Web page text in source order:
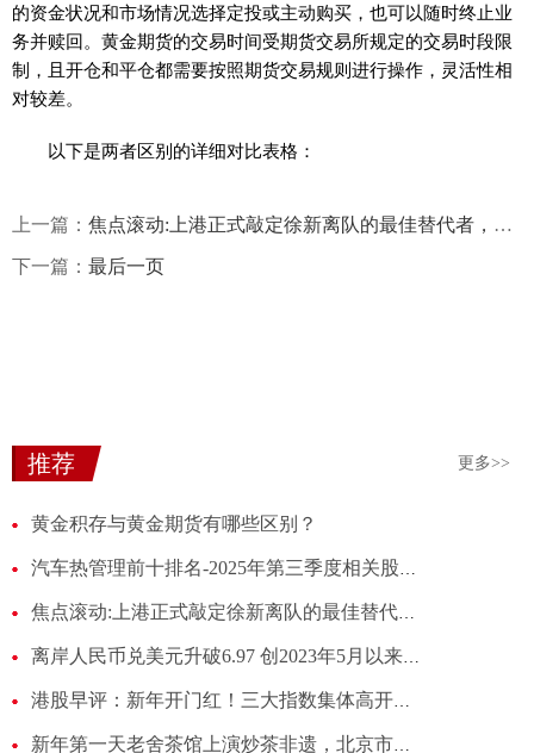
的资金状况和市场情况选择定投或主动购买，也可以随时终止业
务并赎回。黄金期货的交易时间受期货交易所规定的交易时段限
制，且开仓和平仓都需要按照期货交易规则进行操作，灵活性相
对较差。
以下是两者区别的详细对比表格：
上一篇： 焦点滚动:上港正式敲定徐新离队的最佳替代者，已让他转会加盟，值得期待
下一篇： 最后一页
推荐 更多>>
黄金积存与黄金期货有哪些区别？